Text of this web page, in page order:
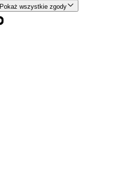
Pokaż wszystkie zgody